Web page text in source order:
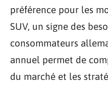
préférence pour les
SUV, un signe des
consommateurs
annuel permet de
du marché et les